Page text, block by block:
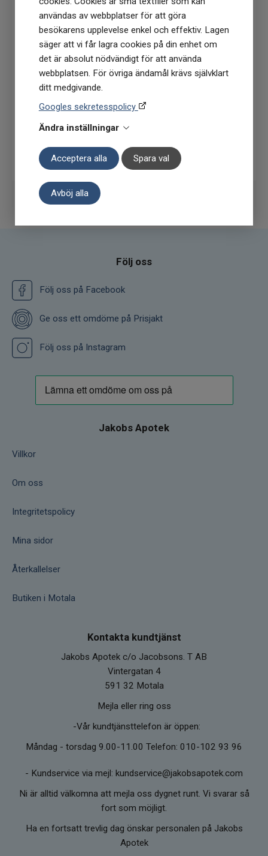
användas av webbplatser för att göra
besökarens upplevelse enkel och effektiv. Lagen
säger att vi får lagra cookies på din enhet om
det är absolut nödvändigt för att använda
webbplatsen. För övriga ändamål krävs självklart
ditt medgivande.
Googles sekretesspolicy
Ändra inställningar
Acceptera alla Spara val
Avböj alla
Få10% rabattnär du anmäler dig för vårt
nyhetsbrev
(Du får en kod till din mejl som gäller vid 1
köptillfälle på ordinarie priser)
Prenumerera
Följ oss
Följ oss på Facebook
Ge oss ett omdöme på Prisjakt
Följ oss på Instagram
Jakobs Apotek
Villkor
Om oss
Integritetspolicy
Mina sidor
Återkallelser
Butiken i Motala
Kontakta kundtjänst
Jakobs Apotek c/o Jacobsons. T AB
Vintergatan 4
591 32 Motala
Mejla eller ring oss
-Vår kundtjänsttelefon är öppen:
Måndag - torsdag 9.00-11.00 Telefon: 010-102 93 96
- Kundservice via mejl: kundservice@jakobsapotek.com
Ni är alltid välkomna att mejla oss dygnet runt. Vi svarar så
fort som möjligt.
Ha en fortsatt trevlig dag önskar personalen på Jakobs
Apotek